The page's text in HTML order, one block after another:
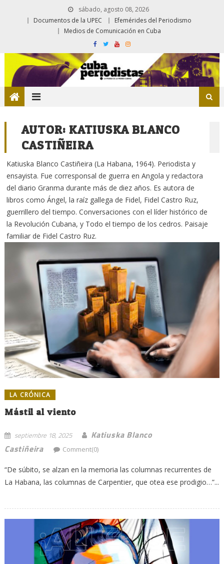
sábado, agosto 08, 2026
Documentos de la UPEC
Efemérides del Periodismo
Medios de Comunicación en Cuba
AUTOR:KATIUSKA BLANCO
CASTIÑEIRA
Katiuska Blanco Castiñeira (La Habana, 1964). Periodista y
ensayista. Fue corresponsal de guerra en Angola y redactora
del diario Granma durante más de diez años. Es autora de
libros como Ángel, la raíz gallega de Fidel, Fidel Castro Ruz,
guerrillero del tiempo. Conversaciones con el líder histórico de
la Revolución Cubana, y Todo el tiempo de los cedros. Paisaje
familiar de Fidel Castro Ruz.
LA CRÓNICA
Mástil al viento
septiembre 18, 2025
Katiuska Blanco
Castiñeira
Comment(0)
“De súbito, se alzan en la memoria las columnas recurrentes de
La Habana, las columnas de Carpentier, que otea ese prodigio…”...